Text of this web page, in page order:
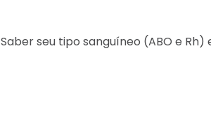
Saber seu tipo sanguíneo (ABO e